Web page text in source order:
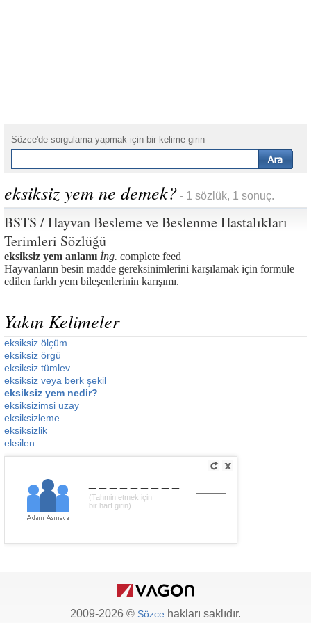
Sözce'de sorgulama yapmak için bir kelime girin
eksiksiz yem ne demek? - 1 sözlük, 1 sonuç.
BSTS / Hayvan Besleme ve Beslenme Hastalıkları
Terimleri Sözlüğü
eksiksiz yem anlamı İng. complete feed
Hayvanların besin madde gereksinimlerini karşılamak için formüle
edilen farklı yem bileşenlerinin karışımı.
Yakın Kelimeler
eksiksiz ölçüm
eksiksiz örgü
eksiksiz tümlev
eksiksiz veya berk şekil
eksiksiz yem nedir?
eksiksizimsi uzay
eksiksizleme
eksiksizlik
eksilen
(Tahmin etmek için
bir harf girin)
2009-2026 © Sözce hakları saklıdır.